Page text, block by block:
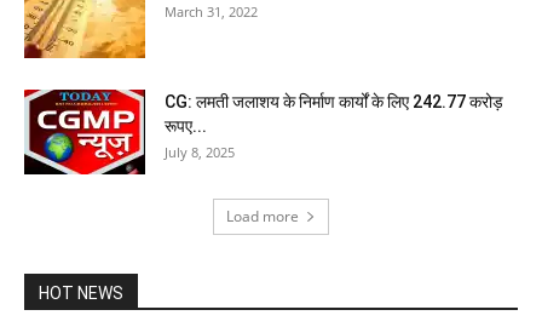
March 31, 2022
CG: लमती जलाशय के निर्माण कार्यों के लिए 242.77 करोड़
रूपए...
July 8, 2025
Load more
HOT NEWS